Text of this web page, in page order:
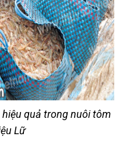
quả trong nuôi tôm
Lữ